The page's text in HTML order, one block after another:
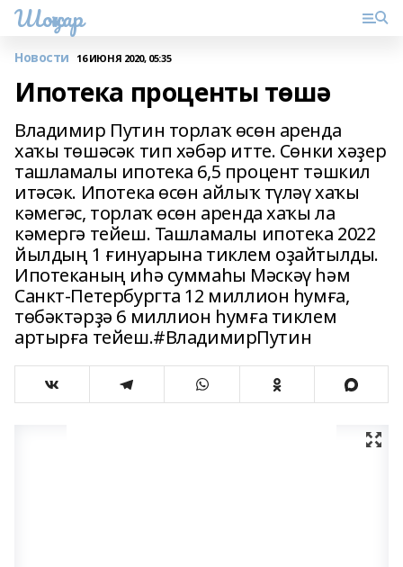
Шоңҡар
Новости 16 ИЮНЯ 2020, 05:35
Ипотека проценты төшә
Владимир Путин торлаҡ өсөн аренда
хаҡы төшәсәк тип хәбәр итте. Сөнки хәҙер
ташламалы ипотека 6,5 процент тәшкил
итәсәк. Ипотека өсөн айлыҡ түләү хаҡы
кәмегәс, торлаҡ өсөн аренда хаҡы ла
кәмергә тейеш. Ташламалы ипотека 2022
йылдың 1 ғинуарына тиклем оҙайтылды.
Ипотеканың иһә суммаһы Мәскәү һәм
Санкт-Петербургта 12 миллион һумға,
төбәктәрҙә 6 миллион һумға тиклем
артырға тейеш.#ВладимирПутин